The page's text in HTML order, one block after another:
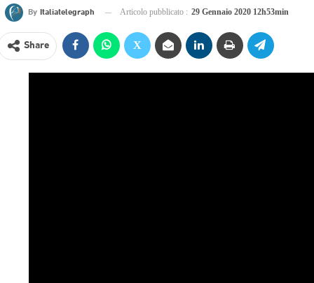
By Italiatelegraph Articolo pubblicato : 29 Gennaio 2020 12h53min
Share